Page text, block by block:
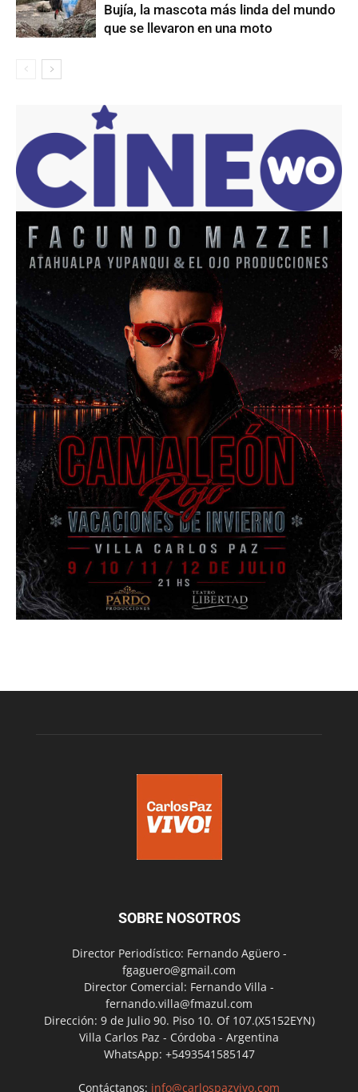
Bujía, la mascota más linda del mundo
que se llevaron en una moto
SOBRE NOSOTROS
Director Periodístico: Fernando Agüero -
fgaguero@gmail.com
Director Comercial: Fernando Villa -
fernando.villa@fmazul.com
Dirección: 9 de Julio 90. Piso 10. Of 107.(X5152EYN)
Villa Carlos Paz - Córdoba - Argentina
WhatsApp: +5493541585147
Contáctanos: info@carlospazvivo.com